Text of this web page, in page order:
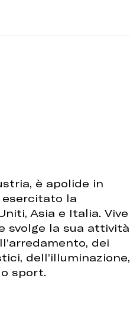
è apolide in
esercitato la
Asia e Italia. Vive
svolge la sua attività
dei
dell’illuminazione,
sport.